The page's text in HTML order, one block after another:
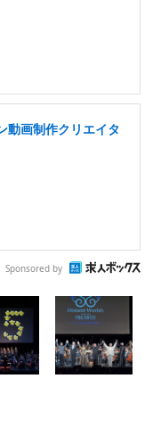
動画制作クリエイタ
Sponsored by